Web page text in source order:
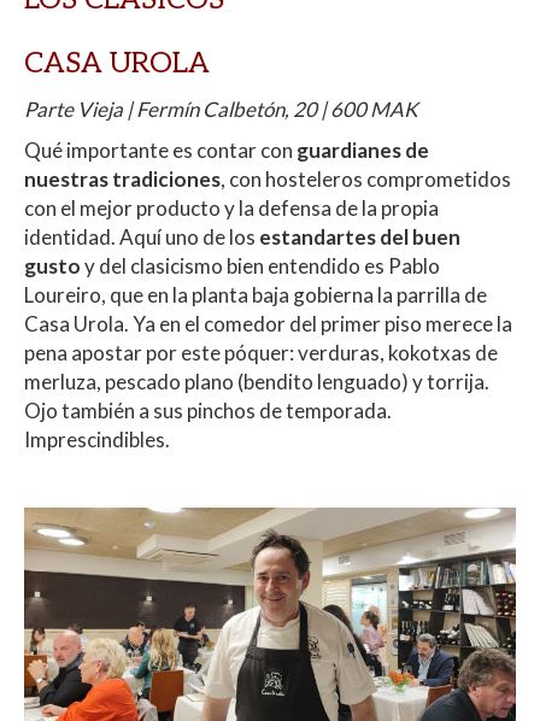
CASA UROLA
Parte Vieja | Fermín Calbetón, 20 | 600 MAK
Qué importante es contar con guardianes de
nuestras tradiciones, con hosteleros comprometidos
con el mejor producto y la defensa de la propia
identidad. Aquí uno de los estandartes del buen
gustoy del clasicismo bien entendido es Pablo
Loureiro, que en la planta baja gobierna la parrilla de
Casa Urola. Ya en el comedor del primer piso merece la
pena apostar por este póquer: verduras, kokotxas de
merluza, pescado plano (bendito lenguado) y torrija.
Ojo también a sus pinchos de temporada.
Imprescindibles.